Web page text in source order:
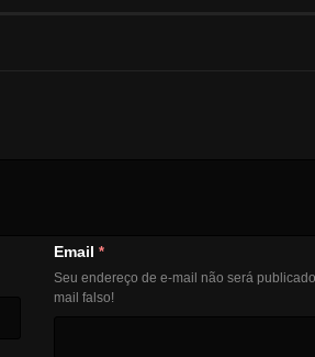
Email *
Seu endereço de e-mail não será
mail falso!